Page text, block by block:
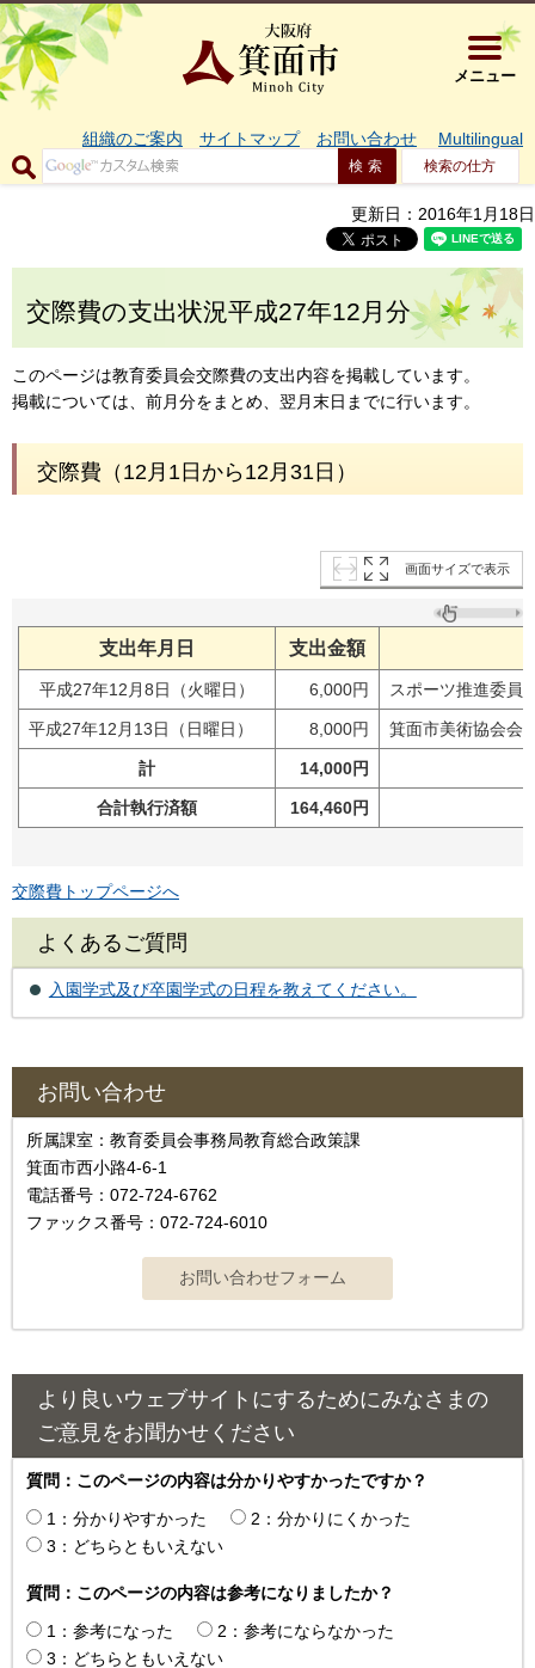
大阪府箕
メニュー
組織のご案内 サイトマップ お問い合わせ Multilingual
検索の仕方
更新日：2016年1月18日
交際費の支出状況平成27年12月分
このページは教育委員会交際費の支出内容を掲載しています。
掲載については、前月分をまとめ、翌月末日までに行います。
交際費（12月1日から12月31日）
画面サイズで表示
支出年月日 支出金額
平成27年12月8日（火曜日） 6,000円 スポーツ推進委員
平成27年12月13日（日曜日） 8,000円 箕面市美術協会会
計 14,000円
合計執行済額 164,460円
交際費トップページへ
よくあるご質問
入園学式及び卒園学式の日程を教えてください。
お問い合わせ
所属課室：教育委員会事務局教育総合政策課
箕面市西小路4‐6‐1
電話番号：072-724-6762
ファックス番号：072-724-6010
より良いウェブサイトにするためにみなさまの
ご意見をお聞かせください
質問：このページの内容は分かりやすかったですか？
1：分かりやすかった
2：分かりにくかった
3：どちらともいえない
質問：このページの内容は参考になりましたか？
1：参考になった
2：参考にならなかった
3：どちらともいえない